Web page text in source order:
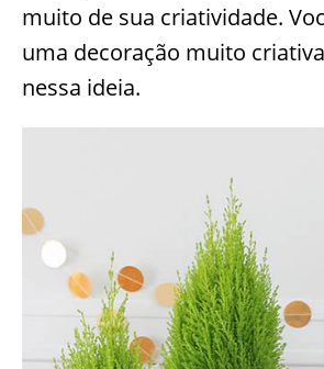
muito de sua criatividade.
uma decoração muito
nessa ideia.